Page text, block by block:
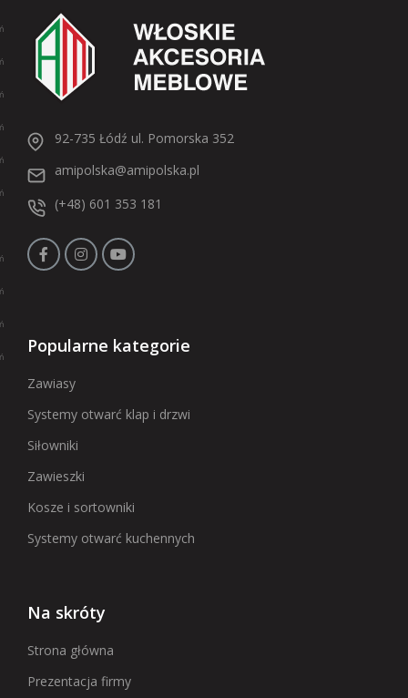
92-735 Łódź ul. Pomorska 352
amipolska@amipolska.pl
(+48) 601 353 181
Popularne kategorie
Zawiasy
Systemy otwarć klap i drzwi
Siłowniki
Zawieszki
Kosze i sortowniki
Systemy otwarć kuchennych
Na skróty
Strona główna
Prezentacja firmy